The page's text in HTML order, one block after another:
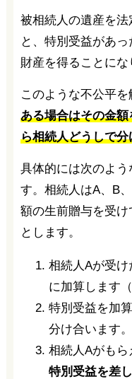
被相続人の遺産を法
と、特別受益があ
財産を得ることにな
このような不公平を
ある場合はその金
ら相続人どうしで分
具体的には次のよう
す。相続人はA、B
額の生前贈与を受け
とします。
相続人Aが受
に加算します（
特別受益を加
分け合います。
相続人Aがもら
特別受益を差